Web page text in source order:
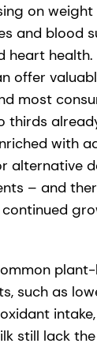
on
and blood
heart
offer
most
thirds
with
alternative
– and
such as
still lack